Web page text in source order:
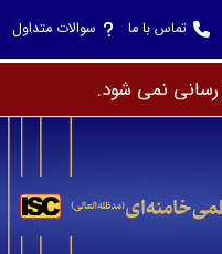
تماس با ما سوالات متداول
رسانی نمی شود.